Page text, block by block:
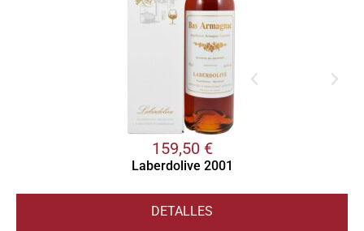
159,50 €
Laberdolive 2001
DETALLES